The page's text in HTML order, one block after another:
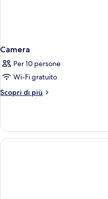
Camera
Per 10 persone
Wi-Fi gratuito
Scopri di più
Altri